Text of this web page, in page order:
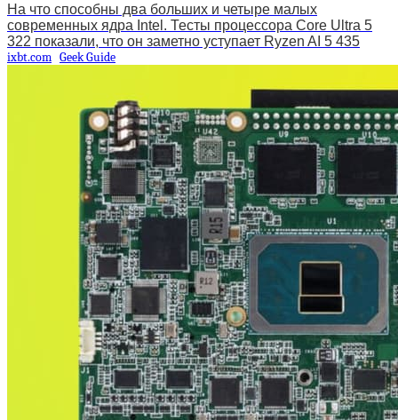
На что способны два больших и четыре малых
современных ядра Intel. Тесты процессора Core Ultra 5
322 показали, что он заметно уступает Ryzen AI 5 435
ixbt.com Geek Guide